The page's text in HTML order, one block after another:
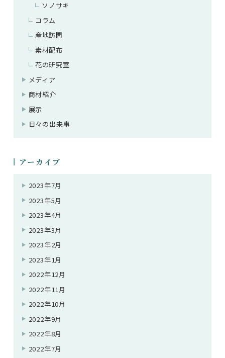
ソノサキ
コラム
産地訪問
素材配布
花の研究室
メディア
商材紹介
展示
日々の出来事
アーカイブ
2023年7月
2023年5月
2023年4月
2023年3月
2023年2月
2023年1月
2022年12月
2022年11月
2022年10月
2022年9月
2022年8月
2022年7月